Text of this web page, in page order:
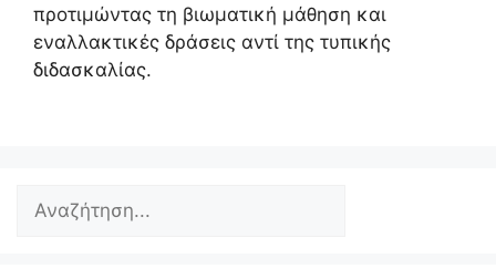
προτιμώντας τη βιωματική μάθηση και
εναλλακτικές δράσεις αντί της τυπικής
διδασκαλίας.